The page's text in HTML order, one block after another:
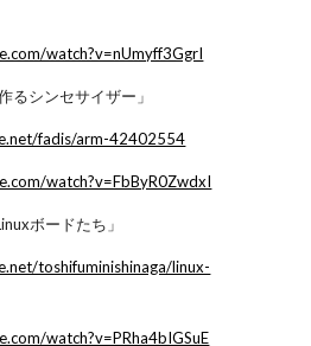
watch?v=nUmyff3GgrI
るシンセサイザー」
fadis/arm-42402554
watch?v=FbByR0ZwdxI
ボードたち」
toshifuminishinaga/linux-
watch?v=PRha4bIGSuE